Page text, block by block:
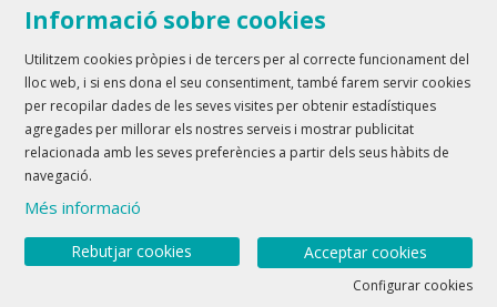
Teatre Lloret de Mar| T 972 361 835
Teatre de Blanes| T 972 358 473
Sitemap Avís Legal Ús de Cookies Contactar
Link a youtube
Link a twitter
Informació sobre cookies
Utilitzem cookies pròpies i de tercers per al correcte funcionament del
lloc web, i si ens dona el seu consentiment, també farem servir cookies
per recopilar dades de les seves visites per obtenir estadístiques
agregades per millorar els nostres serveis i mostrar publicitat
relacionada amb les seves preferències a partir dels seus hàbits de
navegació.
Més informació
Acceptar cookies
Rebutjar cookies
Configurar cookies